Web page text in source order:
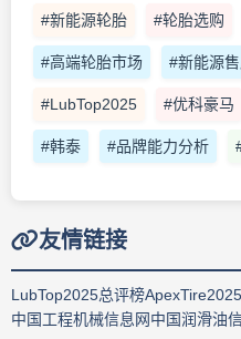
#新能源轮胎 #轮胎选购
#高端轮胎市场 #新能源
#LubTop2025 #优科豪马
#韩泰 #品牌能力分析
友情链接
LubTop2025总评榜
中国工程机械信息网中国润滑油